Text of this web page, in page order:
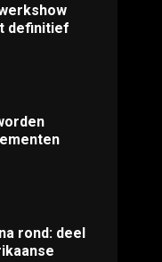
definitief
rond: deel